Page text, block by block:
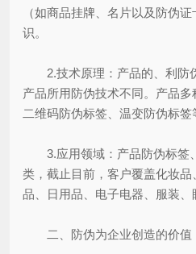
（如商品挂牌、名片以及防伪
识。
2.技术原理：产品的、利防
产品所用防伪技术不同。产品
二维码防伪标签、温变防伪标签
3.应用领域：产品防伪标签
类，截止目前，客户覆盖化妆
品、日用品、电子电器、服装、
二、防伪为企业创造的价值